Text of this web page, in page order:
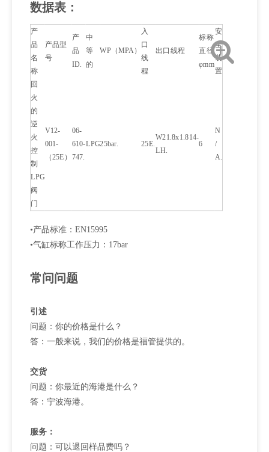
数据表：
产
品
名
称
产品型
号
产
品
ID.
中
等
的
WP（MPA）
入
口
线
程
出口线程
标称
直径
φmm
安
全
装
置
回
火
的
逆
火
控
制
LPG
阀
门
V12-
001-
（25E）
06-
610-
747.
LPG25bar. 25E.
W21.8x1.814-
LH.
6
N
/
A.
•产品标准：EN15995
•气缸标称工作压力：17bar
常问问题
引述
问题：你的价格是什么？
答：一般来说，我们的价格是福管提供的。
交货
问题：你最近的海港是什么？
答：宁波海港。
服务：
问题：可以退回样品费吗？